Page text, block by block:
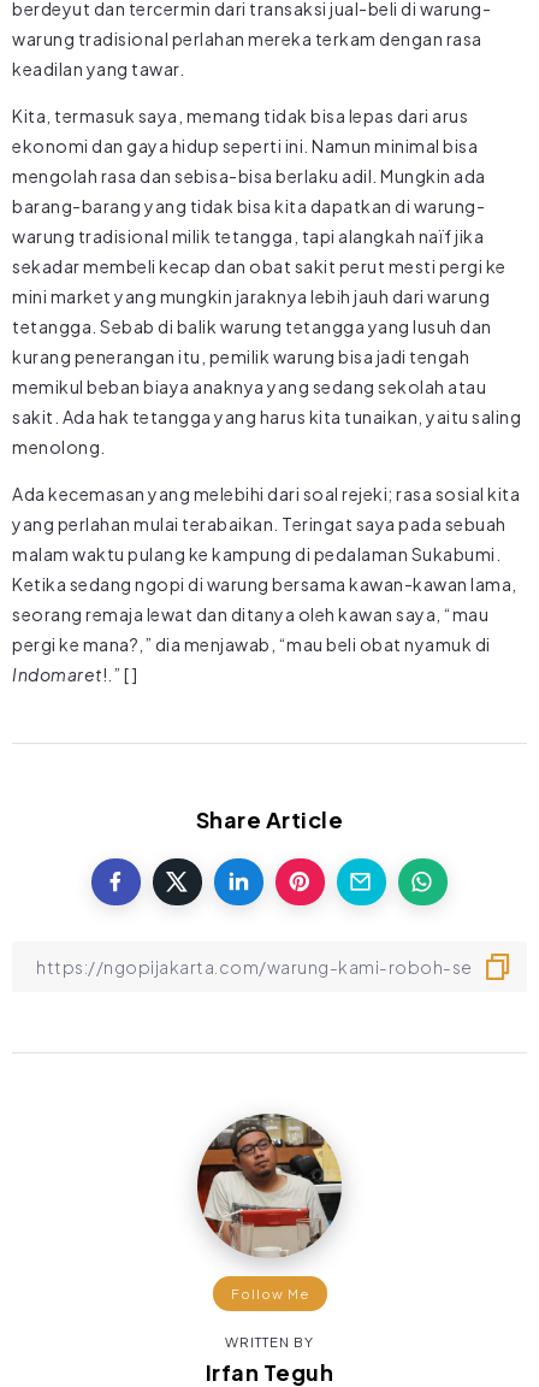
berdeyut dan tercermin dari transaksi jual-beli di warung-
warung tradisional perlahan mereka terkam dengan rasa
keadilan yang tawar.
Kita, termasuk saya, memang tidak bisa lepas dari arus
ekonomi dan gaya hidup seperti ini. Namun minimal bisa
mengolah rasa dan sebisa-bisa berlaku adil. Mungkin ada
barang-barang yang tidak bisa kita dapatkan di warung-
warung tradisional milik tetangga, tapi alangkah naïf jika
sekadar membeli kecap dan obat sakit perut mesti pergi ke
mini market yang mungkin jaraknya lebih jauh dari warung
tetangga. Sebab di balik warung tetangga yang lusuh dan
kurang penerangan itu, pemilik warung bisa jadi tengah
memikul beban biaya anaknya yang sedang sekolah atau
sakit. Ada hak tetangga yang harus kita tunaikan, yaitu saling
menolong.
Ada kecemasan yang melebihi dari soal rejeki; rasa sosial kita
yang perlahan mulai terabaikan. Teringat saya pada sebuah
malam waktu pulang ke kampung di pedalaman Sukabumi.
Ketika sedang ngopi di warung bersama kawan-kawan lama,
seorang remaja lewat dan ditanya oleh kawan saya, “mau
pergi ke mana?,” dia menjawab, “mau beli obat nyamuk di
Indomaret!.” [ ]
Share Article
Follow Me
WRITTEN BY
Irfan Teguh